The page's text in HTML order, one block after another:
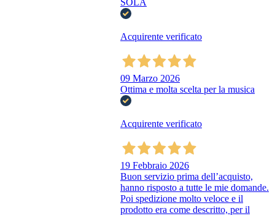
SOLA
Acquirente verificato
09 Marzo 2026
Ottima e molta scelta per la musica
Acquirente verificato
19 Febbraio 2026
Buon servizio prima dell’acquisto,
hanno risposto a tutte le mie domande.
Poi spedizione molto veloce e il
prodotto era come descritto, per il